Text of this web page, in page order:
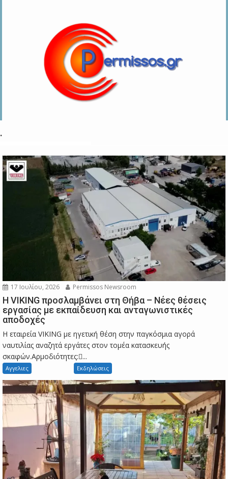
.
17 Ιουλίου, 2026 Permissos Newsroom
Η VIKING προσλαμβάνει στη Θήβα – Νέες θέσεις
εργασίας με εκπαίδευση και ανταγωνιστικές
αποδοχές
Η εταιρεία VIKING με ηγετική θέση στην παγκόσμια αγορά
ναυτιλίας αναζητά εργάτες στον τομέα κατασκευής
σκαφών.Αρμοδιότητες:...
Αγγελιες Εκδηλώσεις